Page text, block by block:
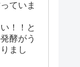
ていま
！！と
酵がう
まし